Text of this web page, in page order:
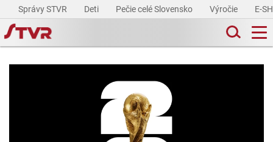
Správy STVR Deti Pečie celé Slovensko Výročie E-